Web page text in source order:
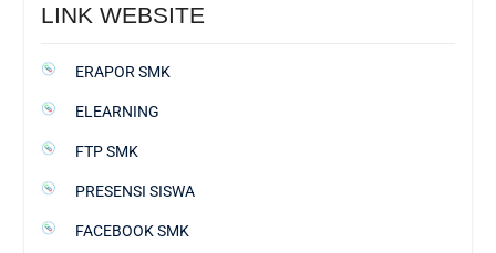
LINK WEBSITE
ERAPOR SMK
ELEARNING
FTP SMK
PRESENSI SISWA
FACEBOOK SMK